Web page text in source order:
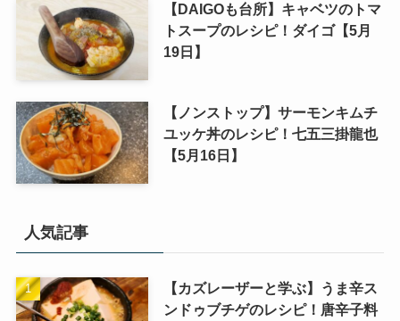
【DAIGOも台所】キャベツのトマ
トスープのレシピ！ダイゴ【5月
19日】
【ノンストップ】サーモンキムチ
ユッケ丼のレシピ！七五三掛龍也
【5月16日】
人気記事
【カズレーザーと学ぶ】うま辛ス
ンドゥブチゲのレシピ！唐辛子料